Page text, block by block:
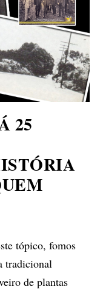
25
tópico, fomos
tradicional
de plantas